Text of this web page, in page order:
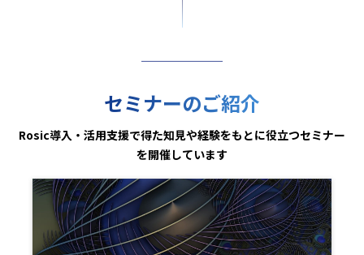
セミナーのご紹介
Rosic導入・活用支援で得た知見や経験をもとに役立つセミナー
を開催しています